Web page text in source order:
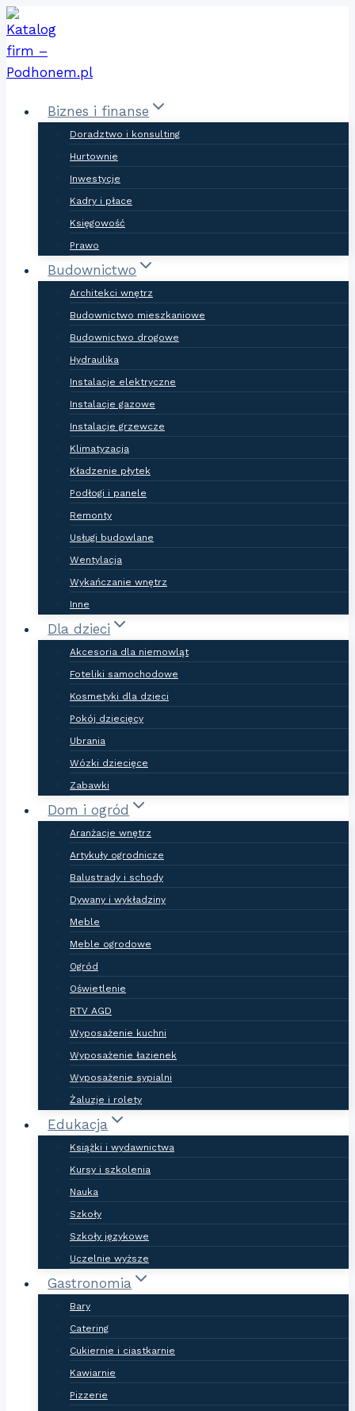
Skip
to
content
Biznes i finanse
Doradztwo i konsulting
Hurtownie
Inwestycje
Kadry i płace
Księgowość
Prawo
Budownictwo
Architekci wnętrz
Budownictwo mieszkaniowe
Budownictwo drogowe
Hydraulika
Instalacje elektryczne
Instalacje gazowe
Instalacje grzewcze
Klimatyzacja
Kładzenie płytek
Podłogi i panele
Remonty
Usługi budowlane
Wentylacja
Wykańczanie wnętrz
Inne
Dla dzieci
Akcesoria dla niemowląt
Foteliki samochodowe
Kosmetyki dla dzieci
Pokój dziecięcy
Ubrania
Wózki dziecięce
Zabawki
Dom i ogród
Aranżacje wnętrz
Artykuły ogrodnicze
Balustrady i schody
Dywany i wykładziny
Meble
Meble ogrodowe
Ogród
Oświetlenie
RTV AGD
Wyposażenie kuchni
Wyposażenie łazienek
Wyposażenie sypialni
Żaluzje i rolety
Edukacja
Książki i wydawnictwa
Kursy i szkolenia
Nauka
Szkoły
Szkoły językowe
Uczelnie wyższe
Gastronomia
Bary
Catering
Cukiernie i ciastkarnie
Kawiarnie
Pizzerie